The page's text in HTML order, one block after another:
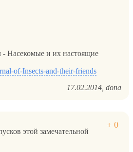
Насекомые и их настоящие
of-Insects-and-their-friends
17.02.2014 dona
этой замечательной